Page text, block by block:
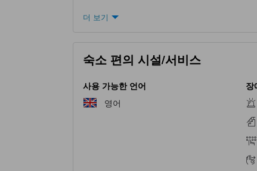
･라운지: 24시간 드링크바를 즐기실 수 있습니다.
･전관에서 Wi-Fi를 무료로 이용하실 수 있습니다.
･도보 약 5분 거리에 드럭스토어, 편의점, 슈퍼
･호텔~하네다 공항간 무료 셔틀버스를 운행하
※운행하지 않는 시간대가 있으므로 아래에서
https://www.haneda-hotel.com/shuttlebus (일
http://www.haneda-hotel.com/english/
더 보기
숙소 편의 시설/서비스
사용 가능한 언어
영어
장